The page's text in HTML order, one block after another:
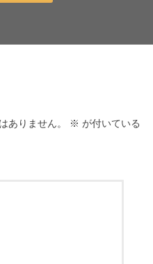
ありません。 ※ が付いている